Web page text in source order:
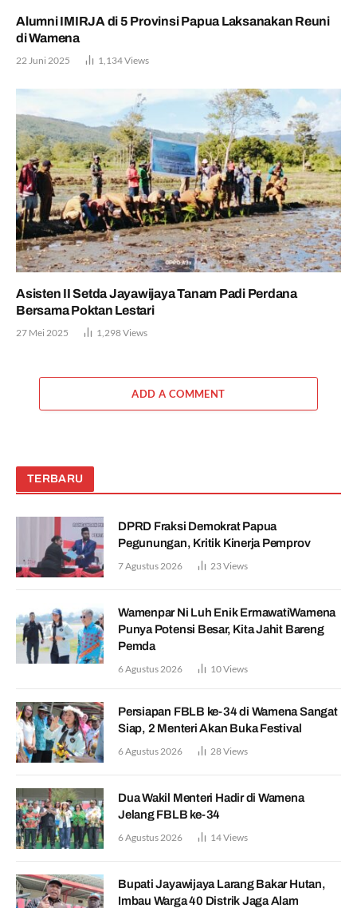
Alumni IMIRJA di 5 Provinsi Papua Laksanakan Reuni
di Wamena
22 Juni 2025 1,134Views
Asisten II Setda Jayawijaya Tanam Padi Perdana
Bersama Poktan Lestari
27 Mei 2025 1,298Views
ADD A COMMENT
TERBARU
DPRD Fraksi Demokrat Papua
Pegunungan, Kritik Kinerja Pemprov
7 Agustus 2026 23Views
Wamenpar Ni Luh Enik ErmawatiWamena
Punya Potensi Besar, Kita Jahit Bareng
Pemda
6 Agustus 2026 10Views
Persiapan FBLB ke-34 di Wamena Sangat
Siap, 2 Menteri Akan Buka Festival
6 Agustus 2026 28Views
Dua Wakil Menteri Hadir di Wamena
Jelang FBLB ke-34
6 Agustus 2026 14Views
Bupati Jayawijaya Larang Bakar Hutan,
Imbau Warga 40 Distrik Jaga Alam